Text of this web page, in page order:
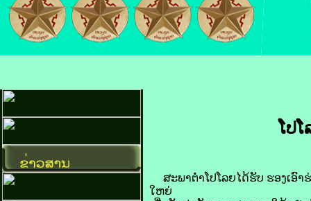
ໂປ​
ສະພາ​ຕໍ່າໂປ​ໂລຍ​ໄດ້​ຮັບ ຮອງ​ເອົາ​
ໃຫຍ່